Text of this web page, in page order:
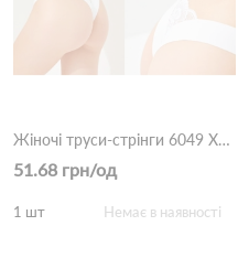
Жіночі труси-стрінги 6049 XL Білий
51.68 грн/од
1 шт Немає в наявності